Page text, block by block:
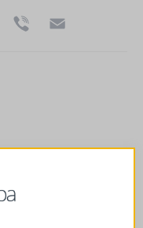
WhatsApp
Viber